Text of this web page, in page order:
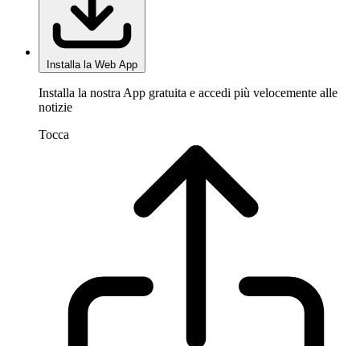
Installa la Web App
Installa la nostra App gratuita e accedi più velocemente alle
notizie
Tocca